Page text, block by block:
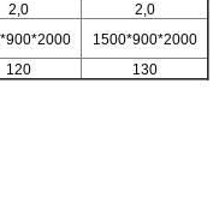
2,0
2,0
1500*900*2000
120 130